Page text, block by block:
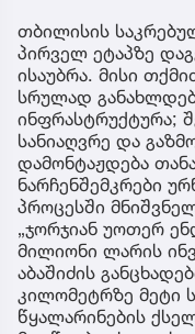
თბილისის
პირველ ეტაპზე
ისაუბრა. მისი
სრულად
ინფრასტრუქტურა;
სანიაღვრე და
დამონტაჟდება
ნარჩენშემკრები
პროცესში
„ჯორჯიან უოთერ
მილიონი ლარის
აბაშიძის
კილომეტრზე მეტი
წყალარინების